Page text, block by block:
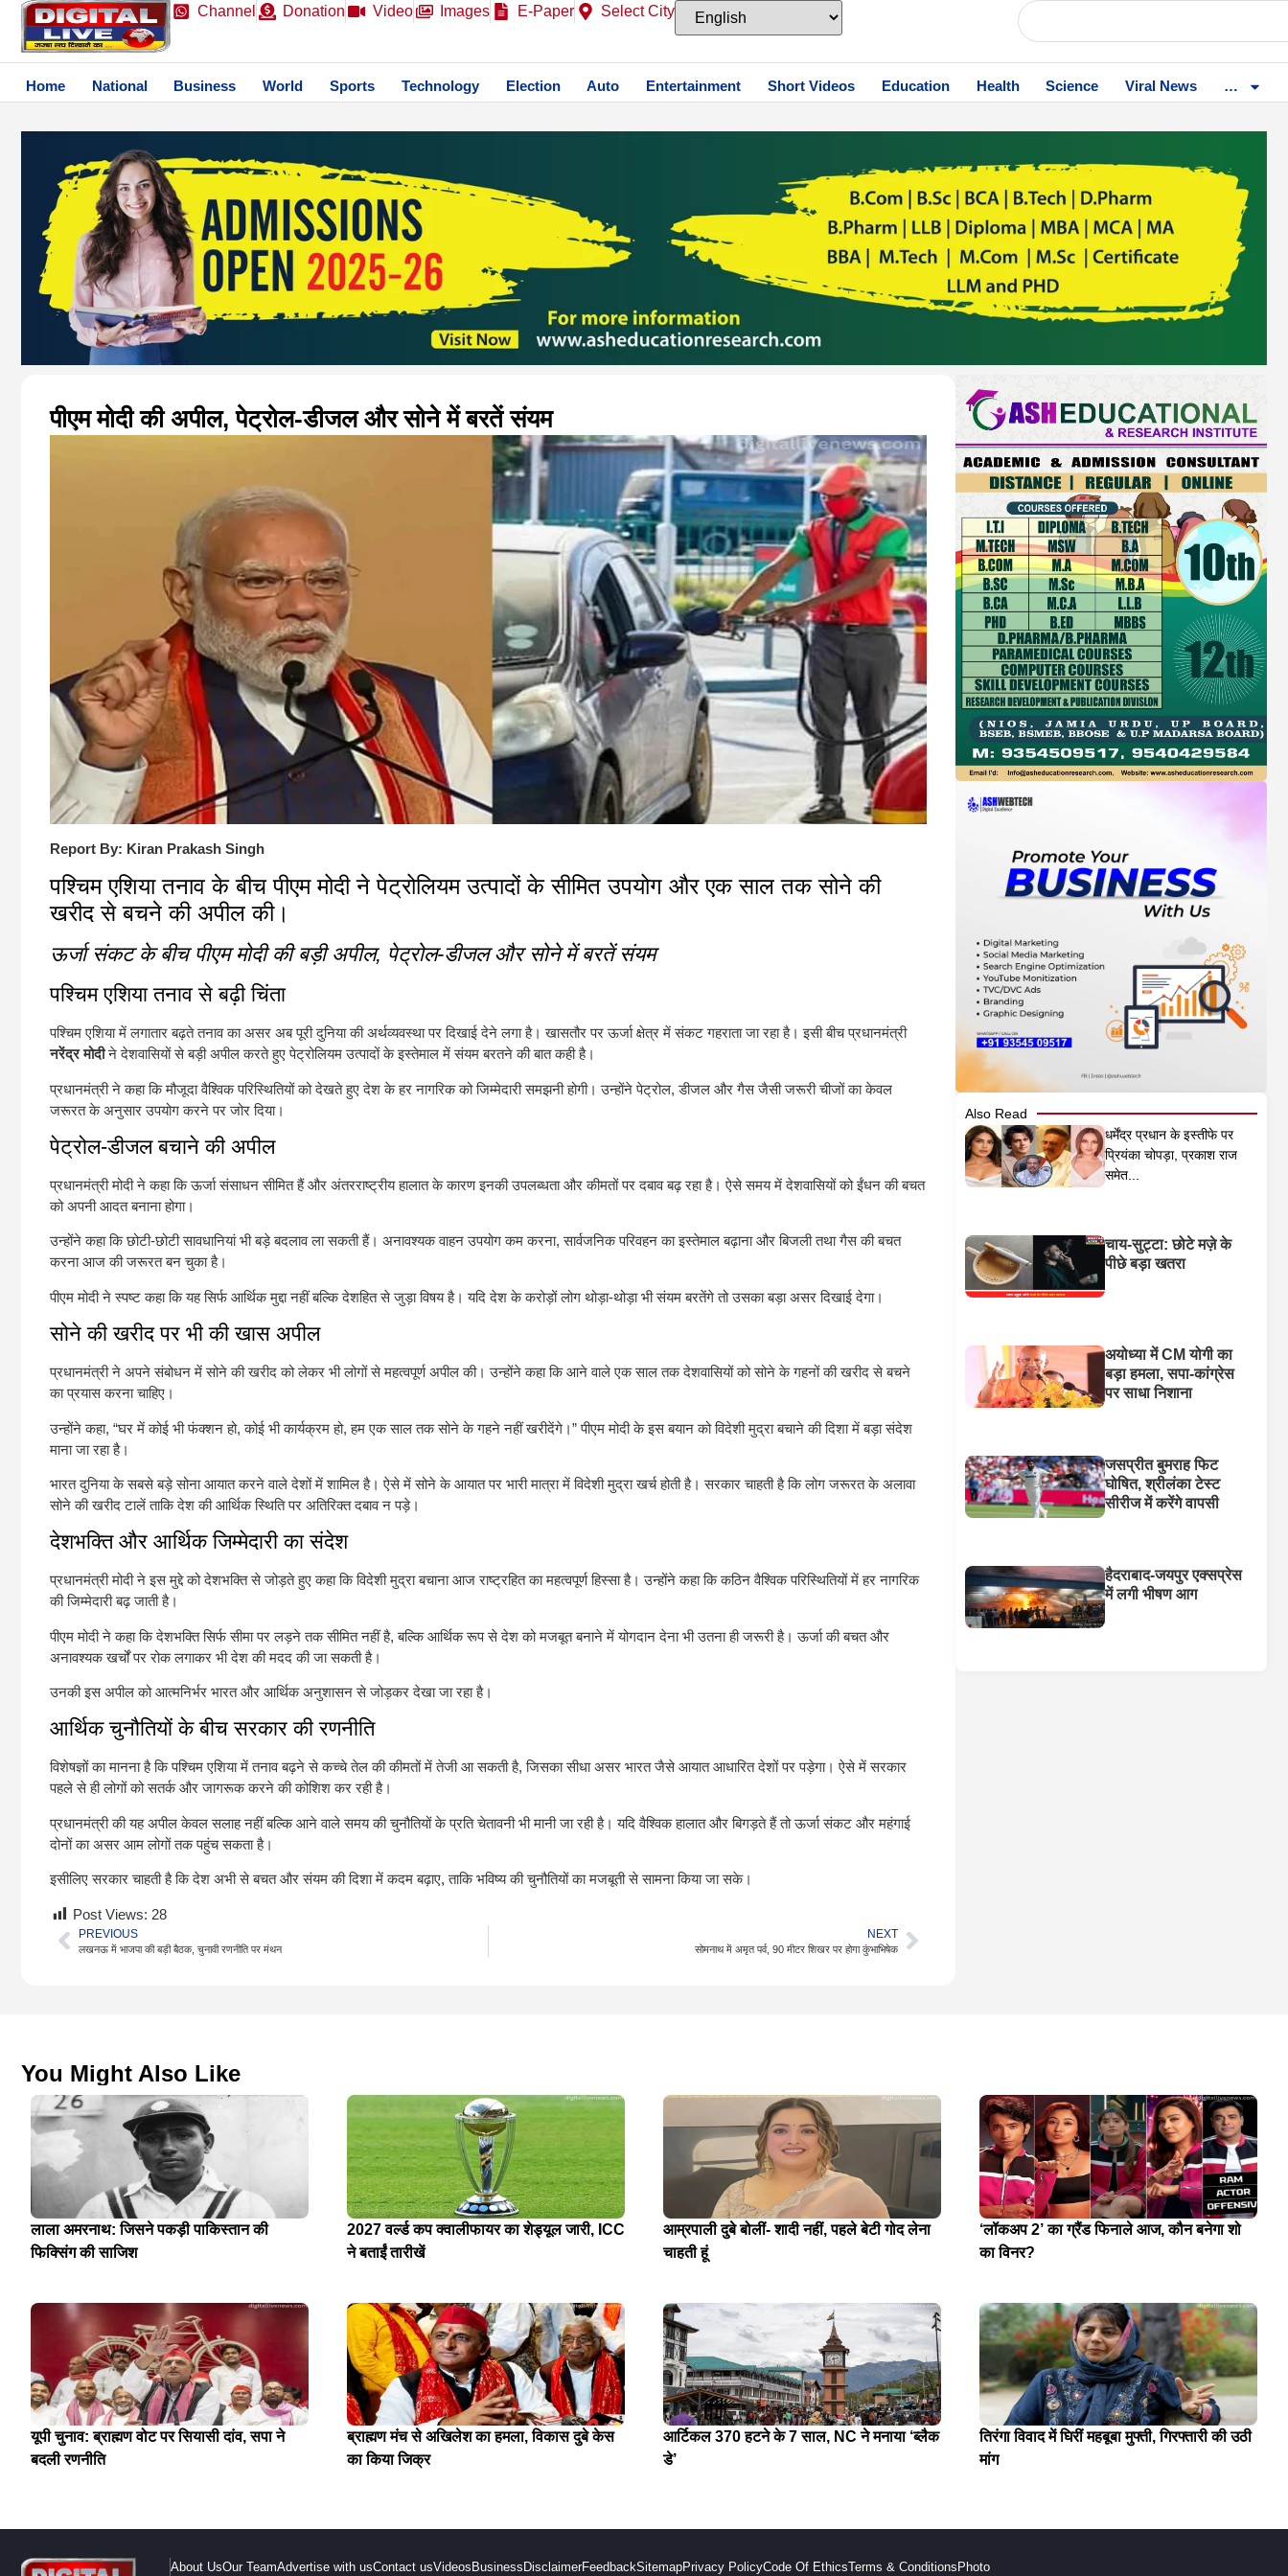
Channel Donation Video Images E-Paper Select City
Home National Business World Sports Technology Election Auto Entertainment Short Videos Education Health Science Viral News …
पीएम मोदी की अपील, पेट्रोल-डीजल और सोने में बरतें संयम
Report By: Kiran Prakash Singh
पश्चिम एशिया तनाव के बीच पीएम मोदी ने पेट्रोलियम उत्पादों के सीमित उपयोग और एक साल तक सोने की
खरीद से बचने की अपील की।
ऊर्जा संकट के बीच पीएम मोदी की बड़ी अपील, पेट्रोल-डीजल और सोने में बरतें संयम
पश्चिम एशिया तनाव से बढ़ी चिंता
पश्चिम एशिया में लगातार बढ़ते तनाव का असर अब पूरी दुनिया की अर्थव्यवस्था पर दिखाई देने लगा है। खासतौर पर ऊर्जा क्षेत्र में संकट गहराता जा रहा है। इसी बीच प्रधानमंत्री
नरेंद्र मोदीने देशवासियों से बड़ी अपील करते हुए पेट्रोलियम उत्पादों के इस्तेमाल में संयम बरतने की बात कही है।
प्रधानमंत्री ने कहा कि मौजूदा वैश्विक परिस्थितियों को देखते हुए देश के हर नागरिक को जिम्मेदारी समझनी होगी। उन्होंने पेट्रोल, डीजल और गैस जैसी जरूरी चीजों का केवल
जरूरत के अनुसार उपयोग करने पर जोर दिया।
पेट्रोल-डीजल बचाने की अपील
प्रधानमंत्री मोदी ने कहा कि ऊर्जा संसाधन सीमित हैं और अंतरराष्ट्रीय हालात के कारण इनकी उपलब्धता और कीमतों पर दबाव बढ़ रहा है। ऐसे समय में देशवासियों को ईंधन की बचत
को अपनी आदत बनाना होगा।
उन्होंने कहा कि छोटी-छोटी सावधानियां भी बड़े बदलाव ला सकती हैं। अनावश्यक वाहन उपयोग कम करना, सार्वजनिक परिवहन का इस्तेमाल बढ़ाना और बिजली तथा गैस की बचत
करना आज की जरूरत बन चुका है।
पीएम मोदी ने स्पष्ट कहा कि यह सिर्फ आर्थिक मुद्दा नहीं बल्कि देशहित से जुड़ा विषय है। यदि देश के करोड़ों लोग थोड़ा-थोड़ा भी संयम बरतेंगे तो उसका बड़ा असर दिखाई देगा।
सोने की खरीद पर भी की खास अपील
प्रधानमंत्री ने अपने संबोधन में सोने की खरीद को लेकर भी लोगों से महत्वपूर्ण अपील की। उन्होंने कहा कि आने वाले एक साल तक देशवासियों को सोने के गहनों की खरीद से बचने
का प्रयास करना चाहिए।
उन्होंने कहा, “घर में कोई भी फंक्शन हो, कोई भी कार्यक्रम हो, हम एक साल तक सोने के गहने नहीं खरीदेंगे।” पीएम मोदी के इस बयान को विदेशी मुद्रा बचाने की दिशा में बड़ा संदेश
माना जा रहा है।
भारत दुनिया के सबसे बड़े सोना आयात करने वाले देशों में शामिल है। ऐसे में सोने के आयात पर भारी मात्रा में विदेशी मुद्रा खर्च होती है। सरकार चाहती है कि लोग जरूरत के अलावा
सोने की खरीद टालें ताकि देश की आर्थिक स्थिति पर अतिरिक्त दबाव न पड़े।
देशभक्ति और आर्थिक जिम्मेदारी का संदेश
प्रधानमंत्री मोदी ने इस मुद्दे को देशभक्ति से जोड़ते हुए कहा कि विदेशी मुद्रा बचाना आज राष्ट्रहित का महत्वपूर्ण हिस्सा है। उन्होंने कहा कि कठिन वैश्विक परिस्थितियों में हर नागरिक
की जिम्मेदारी बढ़ जाती है।
पीएम मोदी ने कहा कि देशभक्ति सिर्फ सीमा पर लड़ने तक सीमित नहीं है, बल्कि आर्थिक रूप से देश को मजबूत बनाने में योगदान देना भी उतना ही जरूरी है। ऊर्जा की बचत और
अनावश्यक खर्चों पर रोक लगाकर भी देश की मदद की जा सकती है।
उनकी इस अपील को आत्मनिर्भर भारत और आर्थिक अनुशासन से जोड़कर देखा जा रहा है।
आर्थिक चुनौतियों के बीच सरकार की रणनीति
विशेषज्ञों का मानना है कि पश्चिम एशिया में तनाव बढ़ने से कच्चे तेल की कीमतों में तेजी आ सकती है, जिसका सीधा असर भारत जैसे आयात आधारित देशों पर पड़ेगा। ऐसे में सरकार
पहले से ही लोगों को सतर्क और जागरूक करने की कोशिश कर रही है।
प्रधानमंत्री की यह अपील केवल सलाह नहीं बल्कि आने वाले समय की चुनौतियों के प्रति चेतावनी भी मानी जा रही है। यदि वैश्विक हालात और बिगड़ते हैं तो ऊर्जा संकट और महंगाई
दोनों का असर आम लोगों तक पहुंच सकता है।
इसीलिए सरकार चाहती है कि देश अभी से बचत और संयम की दिशा में कदम बढ़ाए, ताकि भविष्य की चुनौतियों का मजबूती से सामना किया जा सके।
Post Views: 28
PREVIOUS
लखनऊ में भाजपा की बड़ी बैठक, चुनावी रणनीति पर मंथन
NEXT
सोमनाथ में अमृत पर्व, 90 मीटर शिखर पर होगा कुंभाभिषेक
Also Read
धर्मेंद्र प्रधान के इस्तीफे पर
प्रियंका चोपड़ा, प्रकाश राज
समेत...
चाय-सुट्टा: छोटे मज़े के
पीछे बड़ा खतरा
अयोध्या में CM योगी का
बड़ा हमला, सपा-कांग्रेस
पर साधा निशाना
जसप्रीत बुमराह फिट
घोषित, श्रीलंका टेस्ट
सीरीज में करेंगे वापसी
हैदराबाद-जयपुर एक्सप्रेस
में लगी भीषण आग
You Might Also Like
लाला अमरनाथ: जिसने पकड़ी पाकिस्तान की
फिक्सिंग की साजिश
2027 वर्ल्ड कप क्वालीफायर का शेड्यूल जारी, ICC
ने बताईं तारीखें
आम्रपाली दुबे बोलीं- शादी नहीं, पहले बेटी गोद लेना
चाहती हूं
‘लॉकअप 2’ का ग्रैंड फिनाले आज, कौन बनेगा शो
का विनर?
यूपी चुनाव: ब्राह्मण वोट पर सियासी दांव, सपा ने
बदली रणनीति
ब्राह्मण मंच से अखिलेश का हमला, विकास दुबे केस
का किया जिक्र
आर्टिकल 370 हटने के 7 साल, NC ने मनाया ‘ब्लैक
डे’
तिरंगा विवाद में घिरीं महबूबा मुफ्ती, गिरफ्तारी की उठी
मांग
About UsOur TeamAdvertise with usContact usVideos Business DisclaimerFeedbackSitemapPrivacy PolicyCode Of EthicsTerms & Conditions Photo